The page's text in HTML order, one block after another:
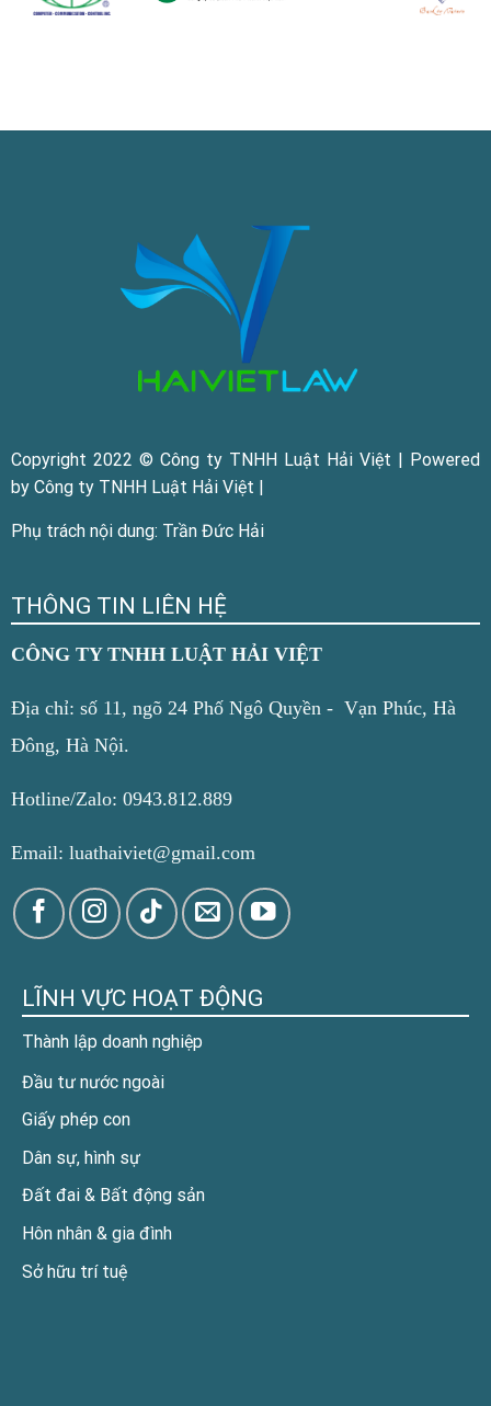
Copyright 2022 © Công ty TNHH Luật Hải Việt | Powered
by Công ty TNHH Luật Hải Việt |
Phụ trách nội dung: Trần Đức Hải
THÔNG TIN LIÊN HỆ
CÔNG TY TNHH LUẬT HẢI VIỆT
Địa chỉ: số 11, ngõ 24 Phố Ngô Quyền - Vạn Phúc, Hà
Đông, Hà Nội.
Hotline/Zalo: 0943.812.889
Email: luathaiviet@gmail.com
LĨNH VỰC HOẠT ĐỘNG
Thành lập doanh nghiệp
Đầu tư nước ngoài
Giấy phép con
Dân sự, hình sự
Đất đai & Bất động sản
Hôn nhân & gia đình
Sở hữu trí tuệ